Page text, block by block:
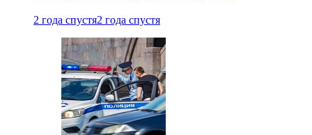
2 года спустя2 года спустя